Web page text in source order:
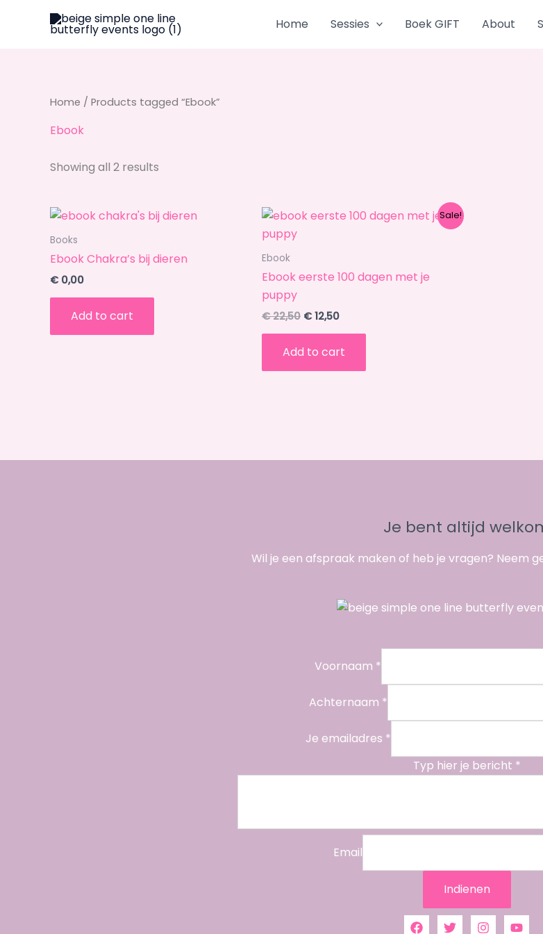
Home Sessies Boek GIFT About
Home / Products tagged “Ebook”
Ebook
Showing all 2 results
Books
Ebook Chakra’s bij dieren
€0,00
Add to cart
Sale!
Ebook
Ebook eerste 100 dagen met je
puppy
€22,50
Original
€12,50
Current
Add to cart
Je bent altijd
Wil je een afspraak maken of heb je vragen? Neem
Voornaam *
l
e
h
i
e
Achternaam *
Je emailadres *
Typ hier je bericht *
Email
Indienen